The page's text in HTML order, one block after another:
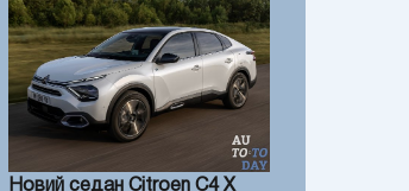
Новий седан Citroen C4 X